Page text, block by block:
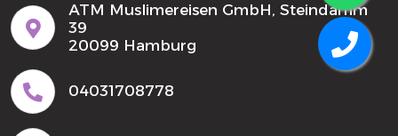
ATM Muslimereisen GmbH, Steindamm
39
20099 Hamburg
04031708778